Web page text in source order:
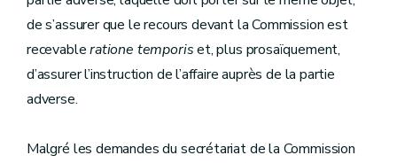
de s’assurer que le recours devant la Commission est
recevableratione temporiset, plus prosaïquement,
d’assurer l’instruction de l’affaire auprès de la partie
adverse.
Malgré les demandes du secrétariat de la Commission